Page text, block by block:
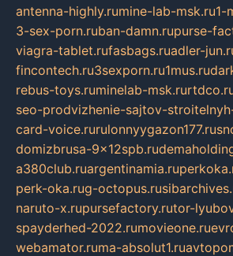
antenna-highly.rumine-lab-msk.ru1-
3-sex-porn.ruban-damn.rupurse-
viagra-tablet.rufasbags.ruadler-
fincontech.ru3sexporn.ru1mus.ru
rebus-toys.ruminelab-msk.ru
seo-prodvizhenie-sajtov-
card-voice.rurulonnyygazon177.ru
domizbrusa-9x12spb.ru
a380club.ruargentinamia.ru
perk-oka.rug-octopus.ru
naruto-x.rupursefactory.rutor-
spayderhed-2022.rumovieone.ru
webamator.ruma-absolut1.ru